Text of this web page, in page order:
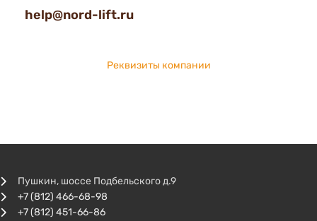
help@nord-lift.ru
Реквизиты компании
Пушкин, шоссе Подбельского д.9
+7 (812) 466-68-98
+7 (812) 451-66-86